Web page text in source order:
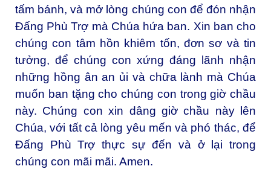
tấm bánh, và mở lòng chúng con để đón nhận
Đấng Phù Trợ mà Chúa hứa ban. Xin ban cho
chúng con tâm hồn khiêm tốn, đơn sơ và tin
tưởng, để chúng con xứng đáng lãnh nhận
những hồng ân an ủi và chữa lành mà Chúa
muốn ban tặng cho chúng con trong giờ chầu
này. Chúng con xin dâng giờ chầu này lên
Chúa, với tất cả lòng yêu mến và phó thác, để
Đấng Phù Trợ thực sự đến và ở lại trong
chúng con mãi mãi. Amen.